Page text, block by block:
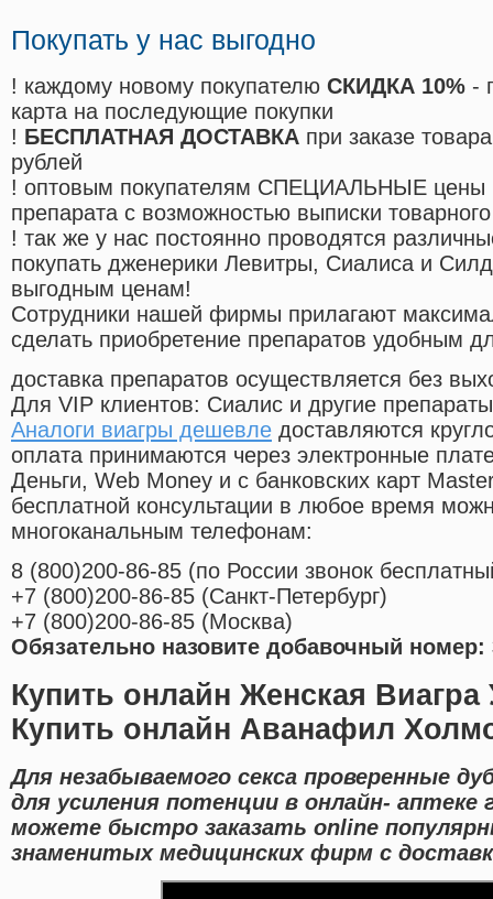
Покупать у нас выгодно
! каждому новому покупателю СКИДКА 10% -
карта на последующие покупки
! БЕСПЛАТНАЯ ДОСТАВКА при заказе
рублей
! оптовым покупателям СПЕЦИАЛЬНЫЕ цены
препарата с возможностью выписки
! так же у нас постоянно проводятся
покупать дженерики Левитры, Сиалиса и
выгодным ценам!
Cотрудники нашей фирмы прилагают
сделать приобретение препаратов удобным
доставка препаратов осуществляется без
Для VIP клиентов: Сиалис и другие
Аналоги виагры дешевле доставляются
оплата принимаются через электронные
Деньги, Web Money и с банковских карт
бесплатной консультации в любое время
многоканальным телефонам:
8 (800)200-86-85 (по России звонок
+7 (800)200-86-85 (Санкт-Петербург)
+7 (800)200-86-85 (Москва)
Обязательно назовите добавочный номер:
Купить онлайн Женская
Купить онлайн Аванафил
Для незабываемого секса проверенные
для усиления потенции в онлайн-
можете быстро заказать online
знаменитых медицинских фирм с